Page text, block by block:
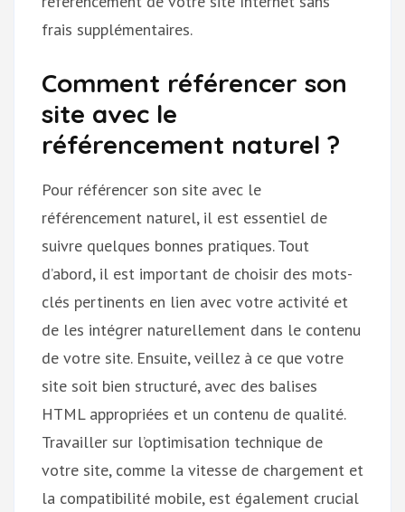
frais supplémentaires.
Comment référencer son
site avec le
référencement naturel ?
Pour référencer son site avec le
référencement naturel, il est essentiel de
suivre quelques bonnes pratiques. Tout
d’abord, il est important de choisir des mots-
clés pertinents en lien avec votre activité et
de les intégrer naturellement dans le contenu
de votre site. Ensuite, veillez à ce que votre
site soit bien structuré, avec des balises
HTML appropriées et un contenu de qualité.
Travailler sur l’optimisation technique de
votre site, comme la vitesse de chargement et
la compatibilité mobile, est également crucial